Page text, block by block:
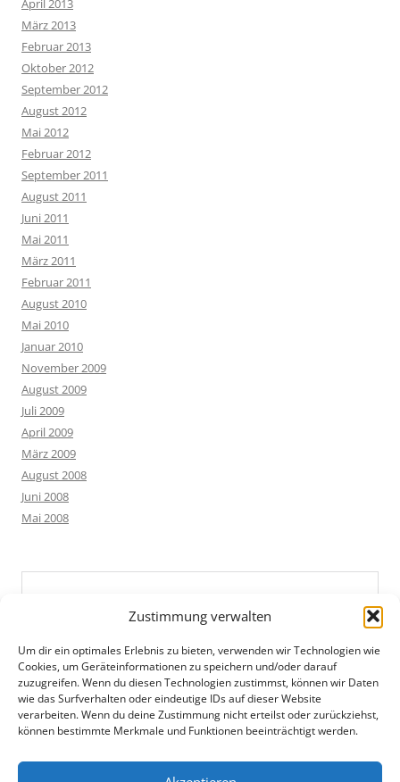
Zustimmung verwalten
Um dir ein optimales Erlebnis zu bieten, verwenden wir Technologien wie
Cookies, um Geräteinformationen zu speichern und/oder darauf
zuzugreifen. Wenn du diesen Technologien zustimmst, können wir Daten
wie das Surfverhalten oder eindeutige IDs auf dieser Website
verarbeiten. Wenn du deine Zustimmung nicht erteilst oder zurückziehst,
können bestimmte Merkmale und Funktionen beeinträchtigt werden.
März 2013
Februar 2013
Oktober 2012
September 2012
August 2012
Mai 2012
Februar 2012
September 2011
August 2011
Juni 2011
Mai 2011
März 2011
Februar 2011
August 2010
Mai 2010
Januar 2010
November 2009
August 2009
Juli 2009
April 2009
März 2009
August 2008
Juni 2008
Mai 2008